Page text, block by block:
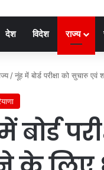
देश विदेश राज्य
/नूंह में बोर्ड परीक्षा को सुचारु
बोर्ड